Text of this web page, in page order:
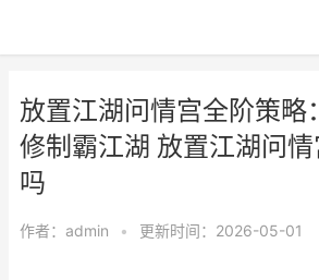
放置江湖问情宫全阶策略
修制霸江湖 放置江湖问
吗
作者： admin • 更新时间：2026-05-01